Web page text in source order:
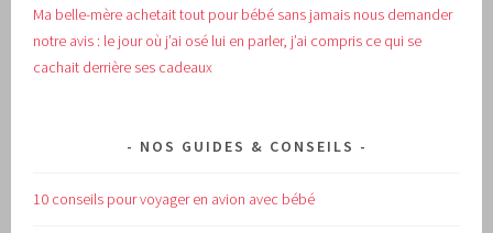
Ma belle-mère achetait tout pour bébé sans jamais nous demander
notre avis : le jour où j’ai osé lui en parler, j’ai compris ce qui se
cachait derrière ses cadeaux
NOS GUIDES & CONSEILS
10 conseils pour voyager en avion avec bébé